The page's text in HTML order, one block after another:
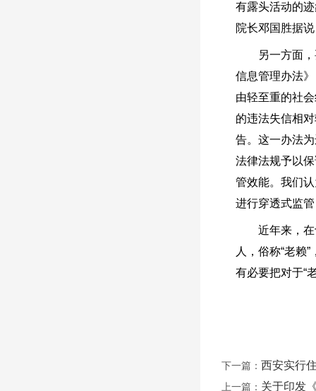
有露头活动的
院长邓国胜据
另一方面，要
信息管理办法
由轻至重的社
的违法失信相
告。这一办法
法律法规予以
管效能。我们
进行穿透式监
近年来，在切
人，俗称“老赖
有必要把对于“
下一篇： 西安实行
上一篇： 关于印发